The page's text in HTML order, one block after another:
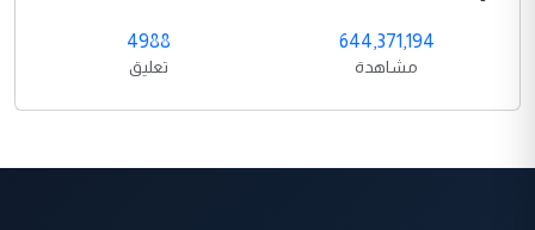
644,371,194
مشاهدة
4988
تعليق